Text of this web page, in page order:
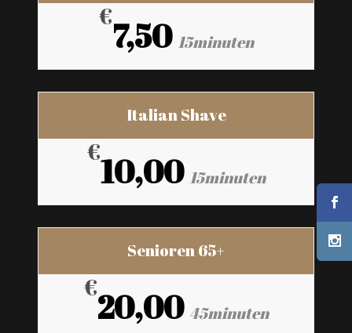
€7,50 15minuten
Italian Shave
€10,00 15minuten
Senioren 65+
€20,00 45minuten